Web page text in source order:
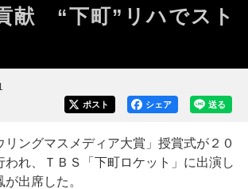
献 “下町”リハでスト
送る
シェア
ポスト
ングマスメディア大賞」授賞式が２０
われ、ＴＢＳ「下町ロケット」に出演し
出席した。